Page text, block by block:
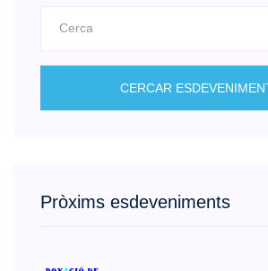
CERCAR
Pròxims esdeveniments